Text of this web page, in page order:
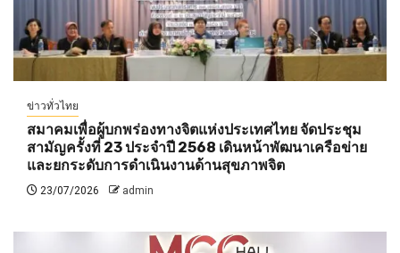
ข่าวทั่วไทย
สมาคมเพื่อผู้บกพร่องทางจิตแห่งประเทศไทย จัดประชุม
สามัญครั้งที่ 23 ประจำปี 2568 เดินหน้าพัฒนาเครือข่าย
และยกระดับการดำเนินงานด้านสุขภาพจิต
23/07/2026 admin